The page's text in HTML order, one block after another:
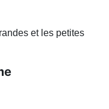
et les petites